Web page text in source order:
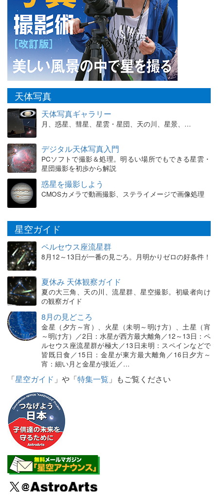
天体写真
天体写真ギャラリー
月、惑星、彗星、星雲・星団、天の川、星景、…
デジタル天体写真入門
PCソフトで撮影＆処理。明るい場所でもできる星雲・
星団撮影を初歩から解説
惑星を撮影しよう
CMOSカメラで動画撮影、ステライメージで画像処理
星空ガイド
ペルセウス座流星群
8月12～13日が一番の見ごろ。月明かりゼロの好条件！
夏休み 天体観察ガイド
夏の大三角、天の川、流星群、星空撮影。初級者向け
の観察ガイド
8月の見どころ
金星（夕方～宵）、火星（未明～明け方）、土星（宵
～明け方）／2日：水星が西方最大離角／12～13日：ペ
ルセウス座流星群が極大／13日未明：スペインなどで
皆既日食／15日：金星が東方最大離角／16日夕方～
宵：細い月と金星が接近／…
「星空ガイド 」や「特集一覧 」もご覧ください